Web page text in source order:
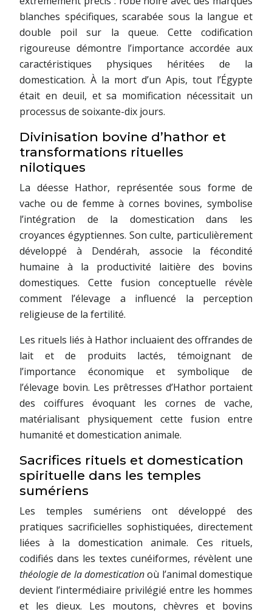
blanches spécifiques, scarabée sous la langue et
double poil sur la queue. Cette codification
rigoureuse démontre l’importance accordée aux
caractéristiques physiques héritées de la
domestication. À la mort d’un Apis, tout l’Égypte
était en deuil, et sa momification nécessitait un
processus de soixante-dix jours.
Divinisation bovine d’hathor et
transformations rituelles
nilotiques
La déesse Hathor, représentée sous forme de
vache ou de femme à cornes bovines, symbolise
l’intégration de la domestication dans les
croyances égyptiennes. Son culte, particulièrement
développé à Dendérah, associe la fécondité
humaine à la productivité laitière des bovins
domestiques. Cette fusion conceptuelle révèle
comment l’élevage a influencé la perception
religieuse de la fertilité.
Les rituels liés à Hathor incluaient des offrandes de
lait et de produits lactés, témoignant de
l’importance économique et symbolique de
l’élevage bovin. Les prêtresses d’Hathor portaient
des coiffures évoquant les cornes de vache,
matérialisant physiquement cette fusion entre
humanité et domestication animale.
Sacrifices rituels et domestication
spirituelle dans les temples
sumériens
Les temples sumériens ont développé des
pratiques sacrificielles sophistiquées, directement
liées à la domestication animale. Ces rituels,
codifiés dans les textes cunéiformes, révèlent une
théologie de la domesticationoù l’animal domestique
devient l’intermédiaire privilégié entre les hommes
et les dieux. Les moutons, chèvres et bovins